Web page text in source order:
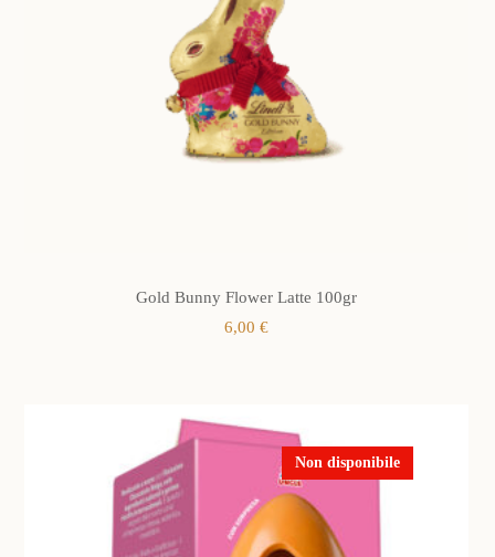
Gold Bunny Flower Latte 100gr
6,00€
Non disponibile